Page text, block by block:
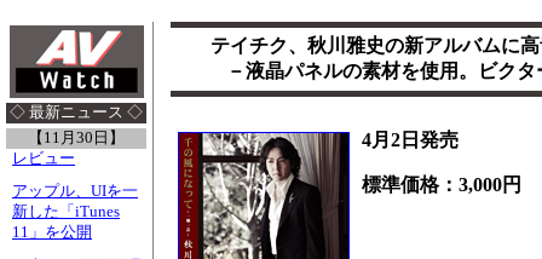
◇ 最新ニュース ◇
【11月30日】
レビュー
アップル、UIを一
新した「iTunes
11」を公開
テイチク、秋川雅史の新アルバムに
－液晶パネルの素材を使用。ビク
4月2日発売
標準価格：3,000円